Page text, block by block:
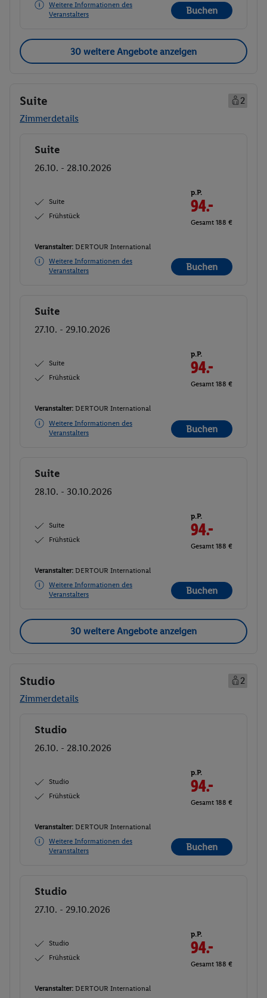
Weitere Informationen des
Veranstalters
Buchen
30 weitere Angebote anzeigen
Suite
2
Zimmerdetails
Buchen
Suite
26.10. - 28.10.2026
Suite
Frühstück
p.P.
94.-
Gesamt 188 €
Veranstalter: DERTOUR International
Weitere Informationen des
Veranstalters
Buchen
Buchen
Suite
27.10. - 29.10.2026
Suite
Frühstück
p.P.
94.-
Gesamt 188 €
Veranstalter: DERTOUR International
Weitere Informationen des
Veranstalters
Buchen
Buchen
Suite
28.10. - 30.10.2026
Suite
Frühstück
p.P.
94.-
Gesamt 188 €
Veranstalter: DERTOUR International
Weitere Informationen des
Veranstalters
Buchen
30 weitere Angebote anzeigen
Studio
2
Zimmerdetails
Buchen
Studio
26.10. - 28.10.2026
Studio
Frühstück
p.P.
94.-
Gesamt 188 €
Veranstalter: DERTOUR International
Weitere Informationen des
Veranstalters
Buchen
Buchen
Studio
27.10. - 29.10.2026
Studio
Frühstück
p.P.
94.-
Gesamt 188 €
Veranstalter: DERTOUR International